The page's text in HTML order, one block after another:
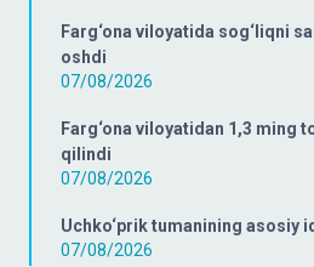
Farg‘ona viloyatida sog‘liqni
oshdi
07/08/2026
Farg‘ona viloyatidan 1,3 ming
qilindi
07/08/2026
Uchko‘prik tumanining asosiy
07/08/2026